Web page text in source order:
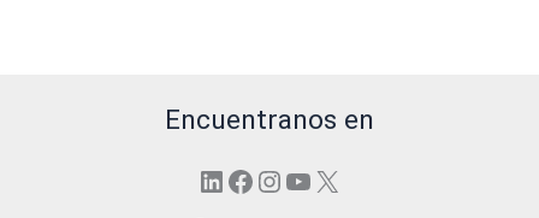
Encuentranos en
LinkedIn
Facebook
Instagram
YouTube
X